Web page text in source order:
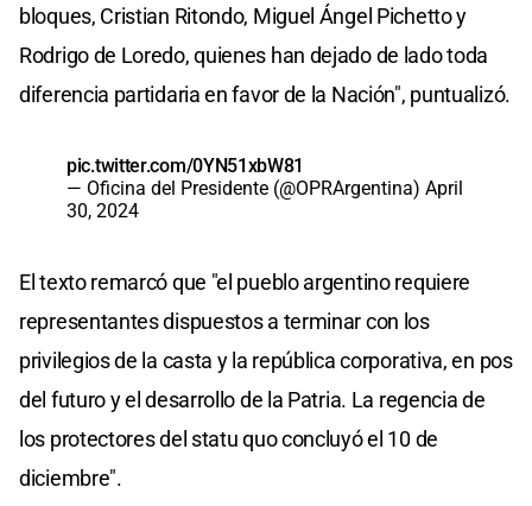
bloques, Cristian Ritondo, Miguel Ángel Pichetto y
Rodrigo de Loredo, quienes han dejado de lado toda
diferencia partidaria en favor de la Nación", puntualizó.
pic.twitter.com/0YN51xbW81
— Oficina del Presidente (@OPRArgentina) April
30, 2024
El texto remarcó que "el pueblo argentino requiere
representantes dispuestos a terminar con los
privilegios de la casta y la república corporativa, en pos
del futuro y el desarrollo de la Patria. La regencia de
los protectores del statu quo concluyó el 10 de
diciembre".